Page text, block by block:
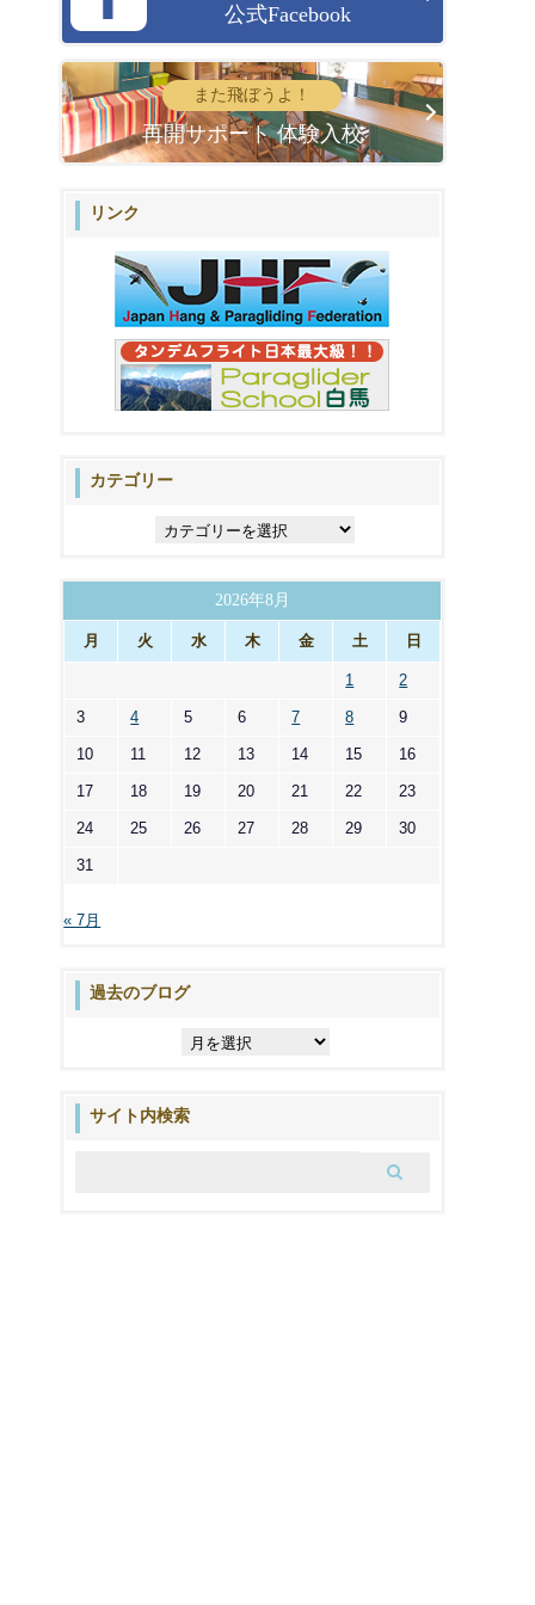
公式Facebook
また飛ぼうよ！
再開サポート 体験入校
リンク
カテゴリー
ー
2026年8月
月 火 水 木 金 土 日
1 2
3 4 5 6 7 8 9
10 11 12 13 14 15 16
17 18 19 20 21 22 23
24 25 26 27 28 29 30
31
« 7月
過去のブログ
ブ
サイト内検索